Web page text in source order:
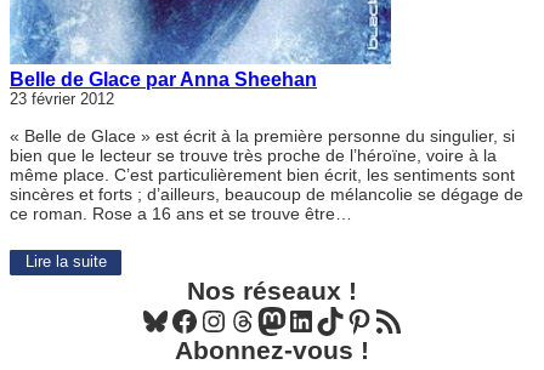
Belle de Glace par Anna Sheehan
23 février 2012
« Belle de Glace » est écrit à la première personne du singulier, si
bien que le lecteur se trouve très proche de l’héroïne, voire à la
même place. C’est particulièrement bien écrit, les sentiments sont
sincères et forts ; d’ailleurs, beaucoup de mélancolie se dégage de
ce roman. Rose a 16 ans et se trouve être…
Lire la suite
Nos réseaux !
Bluesky Facebook Instagram Threads Mastodon LinkedIn TikTok Pinterest Flux RSS
Abonnez-vous !